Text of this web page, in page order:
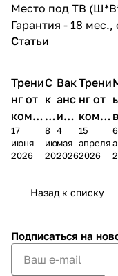
Место под ТВ
Гарантия - 18
Статьи
Трени
нг от
комп
ании
Мело
17
июня
2026
С
к
и
д
к
2
8
июня
2026
Вак
анс
ия в
Чеб
окс
4
мая
2026
Трени
нг от
комп
ании
Мело
15
апреля
2026
в
М
6
Назад к списку
Подписаться на